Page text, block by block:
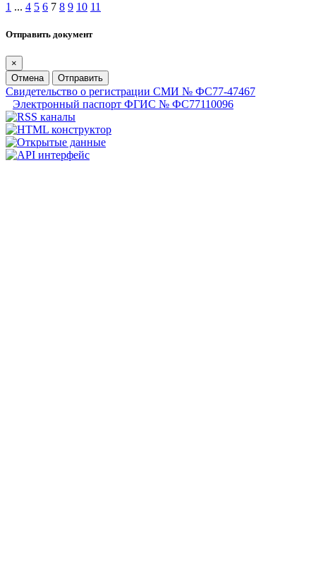
1 ... 4 5 6 7 8 9 10 11
Отправить документ
×
Отмена
Отправить
Свидетельство о регистрации СМИ № ФС77-47467
Электронный паспорт ФГИС № ФС77110096